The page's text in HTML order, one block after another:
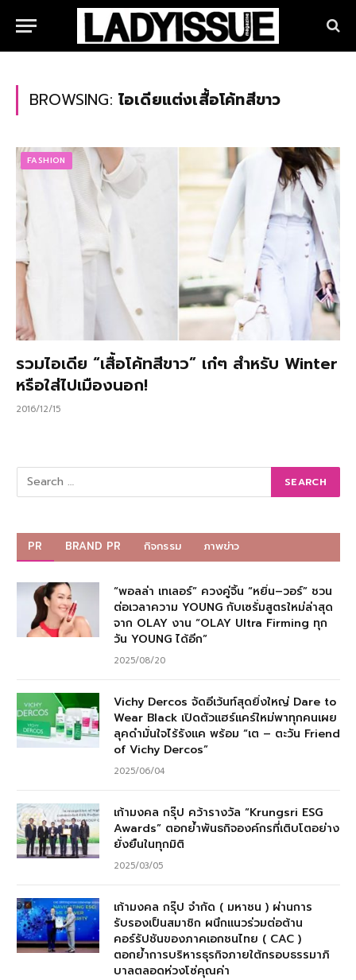
BROWSING: ไอเดียแต่งเสื้อโค้ทสีขาว
FASHION
รวมไอเดีย “เสื้อโค้ทสีขาว” เก๋ๆ สำหรับ Winter
หรือใส่ไปเมืองนอก!
2016/12/15
PR BRAND PR กิจกรรม ภาพข่าว
“พอลล่า เทเลอร์” ควงคู่จิ้น “หยิ่น–วอร์” ชวน
ต่อเวลาความ YOUNG กับเซรั่มสูตรใหม่ล่าสุด
จาก OLAY งาน “OLAY Ultra Firming ทุก
วัน YOUNG ได้อีก”
2025/08/20
Vichy Dercos จัดอีเว้นท์สุดยิ่งใหญ่ Dare to
Wear Black เปิดตัวแฮร์แคร์ใหม่พาทุกคนเผย
ลุคดำมั่นใจไร้รังแค พร้อม “เต – ตะวัน Friend
of Vichy Dercos”
2025/06/04
เก้ามงคล กรุ๊ป คว้ารางวัล “Krungsri ESG
Awards” ตอกย้ำพันธกิจองค์กรที่เติบโตอย่าง
ยั่งยืนในทุกมิติ
2025/03/05
เก้ามงคล กรุ๊ป จำกัด ( มหาชน ) ผ่านการ
รับรองเป็นสมาชิก ผนึกแนวร่วมต่อต้าน
คอร์รัปชันของภาคเอกชนไทย ( CAC )
ตอกย้ำการบริหารธุรกิจภายใต้กรอบธรรมาภิ
บาลตลอดห่วงโซ่คุณค่า